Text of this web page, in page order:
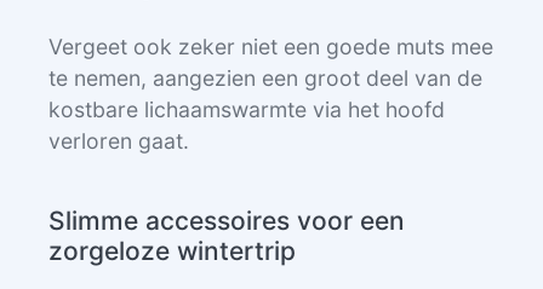
Vergeet ook zeker niet een goede muts mee
te nemen, aangezien een groot deel van de
kostbare lichaamswarmte via het hoofd
verloren gaat.
Slimme accessoires voor een
zorgeloze wintertrip